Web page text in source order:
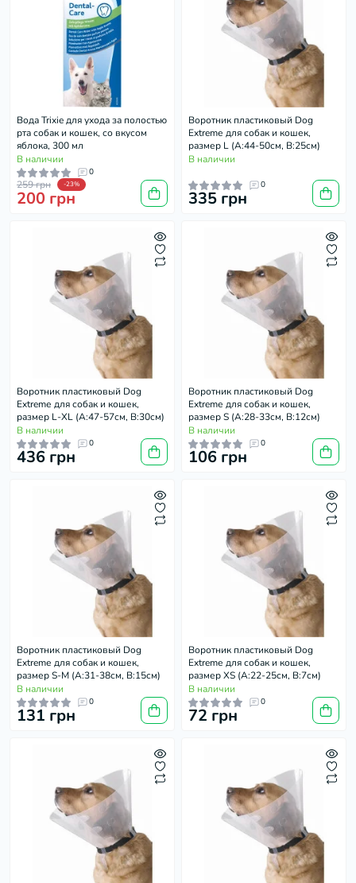
Вода Trixie для ухода за полостью
рта собак и кошек, со вкусом
яблока, 300 мл
В наличии
0
259 грн -23%
200 грн
Воротник пластиковый Dog
Extremе для собак и кошек,
размер L (А:44-50см, В:25см)
В наличии
0
335 грн
Воротник пластиковый Dog
Extremе для собак и кошек,
размер L-XL (А:47-57см, В:30см)
В наличии
0
436 грн
Воротник пластиковый Dog
Extremе для собак и кошек,
размер S (А:28-33см, В:12см)
В наличии
0
106 грн
Воротник пластиковый Dog
Extremе для собак и кошек,
размер S-М (А:31-38см, В:15см)
В наличии
0
131 грн
Воротник пластиковый Dog
Extremе для собак и кошек,
размер XS (А:22-25см, В:7см)
В наличии
0
72 грн